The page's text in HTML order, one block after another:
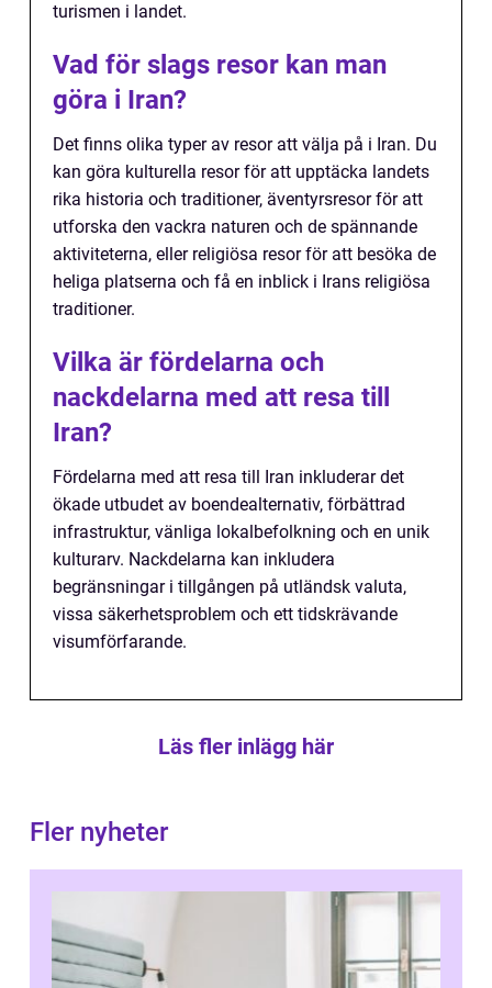
turismen i landet.
Vad för slags resor kan man
göra i Iran?
Det finns olika typer av resor att välja på i Iran. Du
kan göra kulturella resor för att upptäcka landets
rika historia och traditioner, äventyrsresor för att
utforska den vackra naturen och de spännande
aktiviteterna, eller religiösa resor för att besöka de
heliga platserna och få en inblick i Irans religiösa
traditioner.
Vilka är fördelarna och
nackdelarna med att resa till
Iran?
Fördelarna med att resa till Iran inkluderar det
ökade utbudet av boendealternativ, förbättrad
infrastruktur, vänliga lokalbefolkning och en unik
kulturarv. Nackdelarna kan inkludera
begränsningar i tillgången på utländsk valuta,
vissa säkerhetsproblem och ett tidskrävande
visumförfarande.
Läs fler inlägg här
Fler nyheter